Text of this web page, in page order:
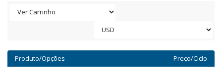
Produto/Opções Preço/Ciclo